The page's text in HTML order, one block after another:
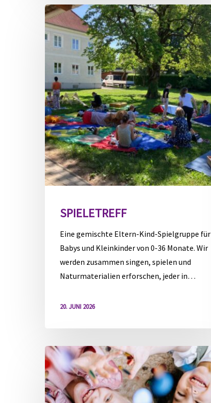
Spieletreff
SPIELETREFF
Eine gemischte Eltern-Kind-Spielgruppe für
Babys und Kleinkinder von 0-36 Monate. Wir
werden zusammen singen, spielen und
Naturmaterialien erforschen, jeder in…
20. JUNI 2026
Ferienspaß
„5-
Elemente
Workshop“